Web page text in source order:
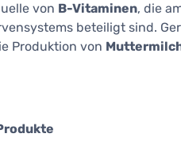
von B-Vitaminen, die
beteiligt sind.
Produktion von